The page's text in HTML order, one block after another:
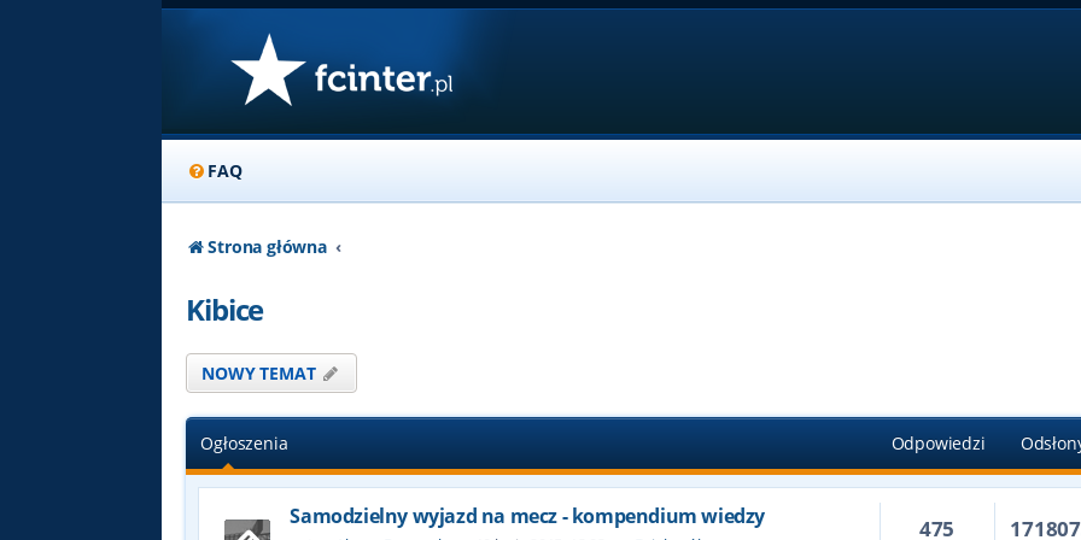
FAQ
Strona główna
Kibice
NOWY TEMAT
Ogłoszenia Odpowiedzi
Samodzielny wyjazd na mecz - kompendium wiedzy 475